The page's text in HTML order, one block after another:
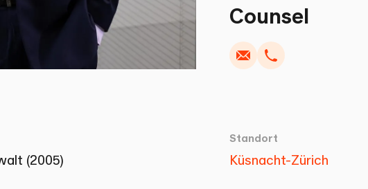
Counsel
SchreibenAnrufen
(2005)
Standort
Küsnacht-Zürich